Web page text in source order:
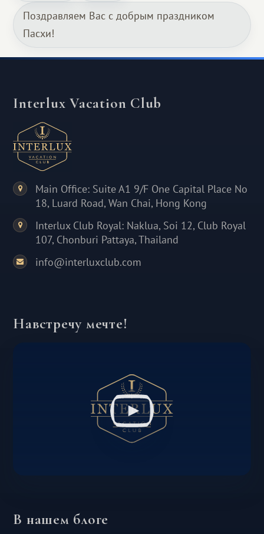
Поздравляем Вас с добрым праздником
Пасхи!
Interlux Vacation Club
Main Office: Suite A1 9/F One Capital Place No
18, Luard Road, Wan Chai, Hong Kong
Interlux Club Royal: Naklua, Soi 12, Club Royal
107, Chonburi Pattaya, Thailand
info@interluxclub.com
Навстречу мечте!
В нашем блоге